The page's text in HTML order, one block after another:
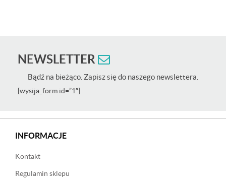
NEWSLETTER
Bądź na bieżąco. Zapisz się do naszego newslettera.
[wysija_form id=”1″]
INFORMACJE
Kontakt
Regulamin sklepu